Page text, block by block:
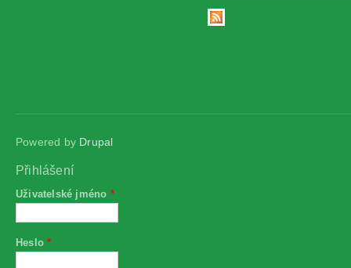
Powered by Drupal
Přihlášení
Uživatelské jméno *
Heslo*